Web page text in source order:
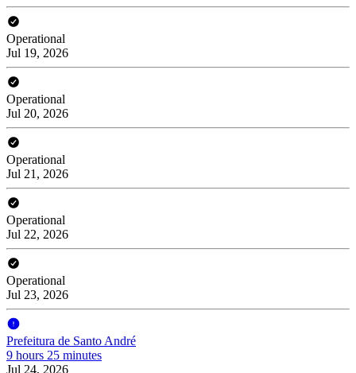
Operational
Jul 19, 2026
Operational
Jul 20, 2026
Operational
Jul 21, 2026
Operational
Jul 22, 2026
Operational
Jul 23, 2026
Prefeitura de Santo André
9 hours 25 minutes
Jul 24, 2026